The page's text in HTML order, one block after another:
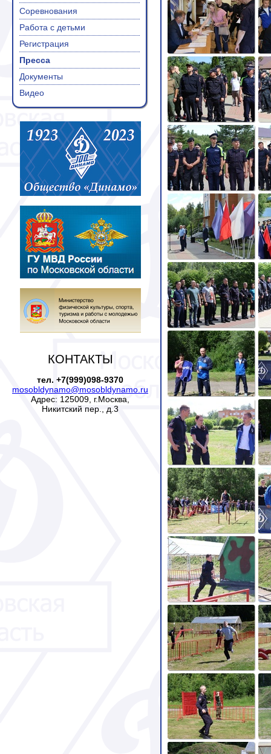
Соревнования
Работа с детьми
Регистрация
Пресса
Документы
Видео
КОНТАКТЫ
тел. +7(999)098-9370
mosobldynamo@mosobldynamo.ru
Адрес: 125009, г.Москва,
Никитский пер., д.3